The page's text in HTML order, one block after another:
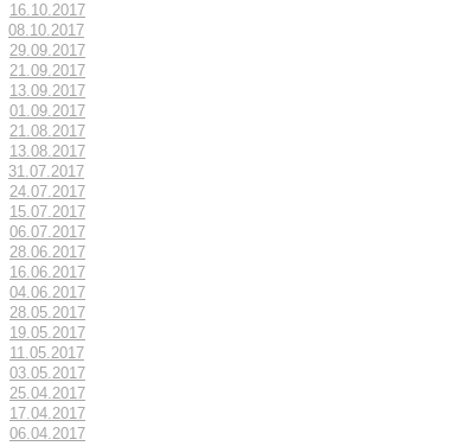
16.10.2017
08.10.2017
29.09.2017
21.09.2017
13.09.2017
01.09.2017
21.08.2017
13.08.2017
31.07.2017
24.07.2017
15.07.2017
06.07.2017
28.06.2017
16.06.2017
04.06.2017
28.05.2017
19.05.2017
11.05.2017
03.05.2017
25.04.2017
17.04.2017
06.04.2017